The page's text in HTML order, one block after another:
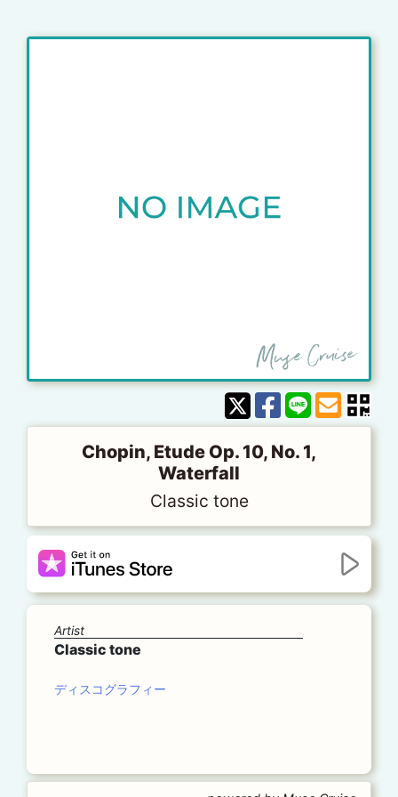
Chopin, Etude Op. 10, No. 1,
Waterfall
Classic tone
Artist
Classic tone
ディスコグラフィー